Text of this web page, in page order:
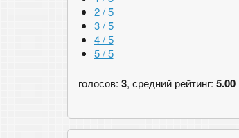
2 / 5
3 / 5
4 / 5
5 / 5
голосов: 3, средний рейтинг: 5.00